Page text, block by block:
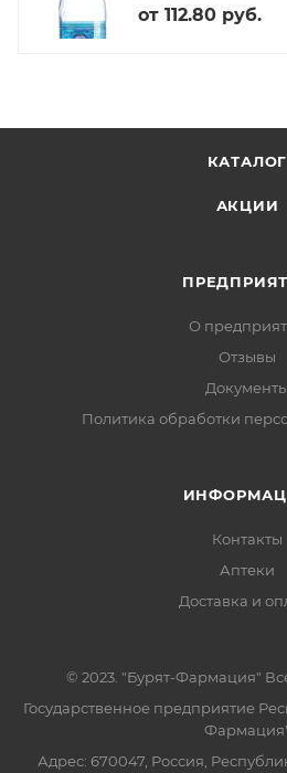
от 112.80 руб.
КАТАЛОГ
АКЦИИ
О
Отзывы
Документы
Политика обработки
Контакты
Аптеки
Доставка и
© 2023. "Бурят-Фармация"
Государственное предприятие
Адрес: 670047, Россия,